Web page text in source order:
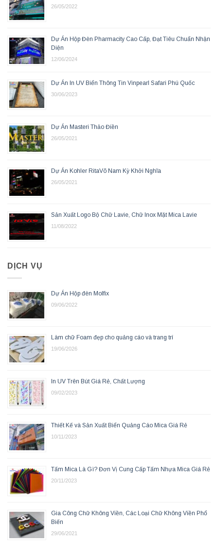
26/05/2022
Dự Án Hộp Đèn Pharmacity Cao Cấp, Đạt Tiêu Chuẩn Nhận
Diện
12/06/2024
Dự Án In UV Biển Thông Tin Vinpearl Safari Phú Quốc
30/06/2023
Dự Án Masteri Thảo Điền
26/05/2021
Dự Án Kohler RitaVõ Nam Kỳ Khởi Nghĩa
26/05/2021
Sản Xuất Logo Bộ Chữ Lavie, Chữ Inox Mặt Mica Lavie
11/08/2022
DỊCH VỤ
Dự Án Hộp đèn Molfix
09/06/2022
Làm chữ Foam đẹp cho quảng cáo và trang trí
19/06/2026
In UV Trên Bút Giá Rẻ, Chất Lượng
09/02/2023
Thiết Kế và Sản Xuất Biển Quảng Cáo Mica Giá Rẻ
10/11/2023
Tấm Mica Là Gì? Đơn Vị Cung Cấp Tấm Nhựa Mica Giá Rẻ
20/11/2023
Gia Công Chữ Không Viền, Các Loại Chữ Không Viền Phổ
Biến
29/06/2021